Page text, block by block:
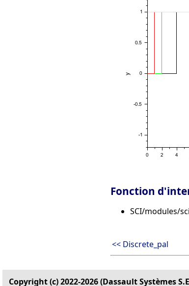
Fonction
SCI/modules/
<< Discrete_pal
Copyright (c) 2022-2026 (Dassault Systèmes